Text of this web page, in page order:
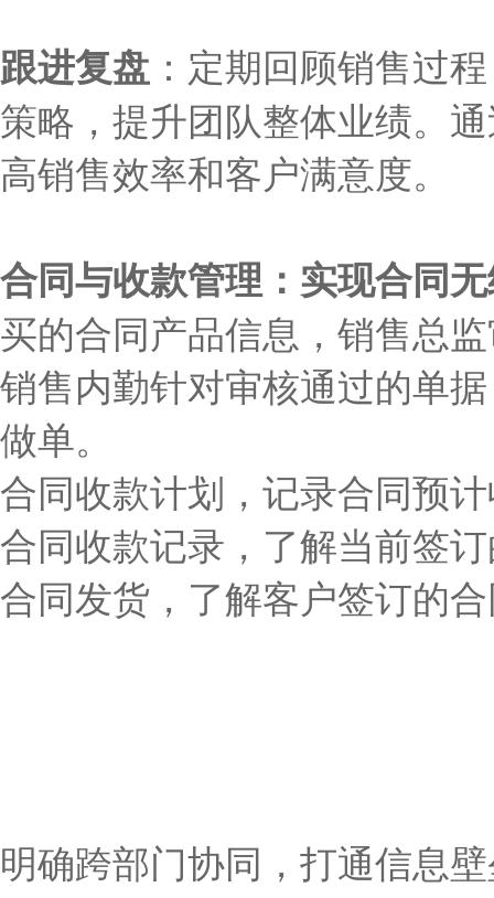
跟进复盘 ： 定期回顾销售过
策略，提升团队整体业绩。
高销售效率和客户满意度。
合同与收款管理 ： 实现合同
买的合同产品信息，销售总
销售内勤针对审核通过的单
做单。
合同收款计划，记录合同预
合同收款记录，了解当前签
合同发货，了解客户签订的
明确跨部门协同，打通信息